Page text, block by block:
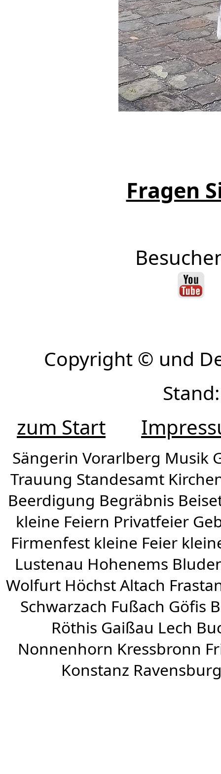
Fragen
Copyright © und
zum Start
Sängerin Vorarlberg Musik
Trauung Standesamt
Beerdigung Begräbnis
kleine Feiern Privatfeier
Firmenfest kleine Feier
Lustenau Hohenems
Wolfurt HöchstAltach
Schwarzach Fußach Göfis
Röthis Gaißau Lech
Nonnenhorn Kressbronn
Konstanz